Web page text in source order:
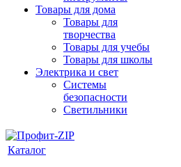
Товары для дома
Товары для
творчества
Товары для учебы
Товары для школы
Электрика и свет
Системы
безопасности
Светильники
Каталог